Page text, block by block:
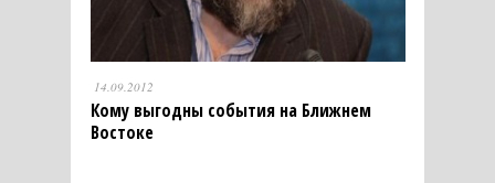
14.09.2012
Кому выгодны события на Ближнем
Востоке